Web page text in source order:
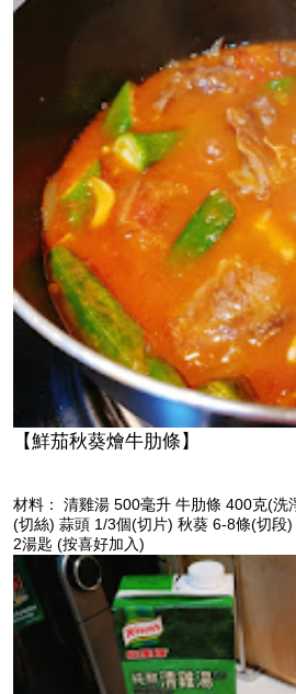
【鮮茄秋葵燴牛肋條】
材料： 清雞湯 500毫升 牛肋條 400克(洗
(切絲) 蒜頭 1/3個(切片) 秋葵 6-8條(切段
2湯匙 (按喜好加入)